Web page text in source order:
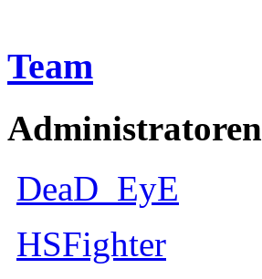
Team
Administratoren
DeaD_EyE
HSFighter